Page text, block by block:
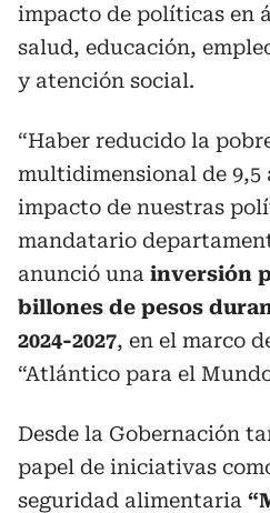
impacto de políticas en
salud, educación,
y atención social.
“Haber reducido la
multidimensional de 9,5
impacto de nuestras
mandatario
anunció una inversión
billones de pesos
2024-2027, en el marco
“Atlántico para el
Desde la Gobernación
papel de iniciativas
seguridad alimentaria